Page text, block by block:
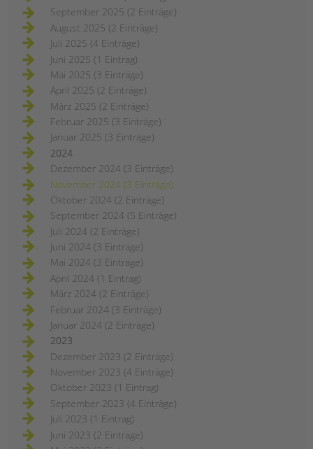
September 2025 (2 Einträge)
August 2025 (2 Einträge)
Juli 2025 (4 Einträge)
Juni 2025 (1 Eintrag)
Mai 2025 (3 Einträge)
April 2025 (2 Einträge)
März 2025 (2 Einträge)
Februar 2025 (3 Einträge)
Januar 2025 (3 Einträge)
2024
Dezember 2024 (3 Einträge)
November 2024 (3 Einträge)
Oktober 2024 (2 Einträge)
September 2024 (5 Einträge)
Juli 2024 (2 Einträge)
Juni 2024 (3 Einträge)
Mai 2024 (3 Einträge)
April 2024 (1 Eintrag)
März 2024 (2 Einträge)
Februar 2024 (3 Einträge)
Januar 2024 (2 Einträge)
2023
Dezember 2023 (2 Einträge)
November 2023 (4 Einträge)
Oktober 2023 (1 Eintrag)
September 2023 (4 Einträge)
Juli 2023 (1 Eintrag)
Juni 2023 (2 Einträge)